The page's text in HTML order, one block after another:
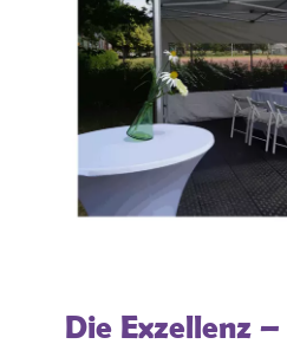
Die Exzellenz –